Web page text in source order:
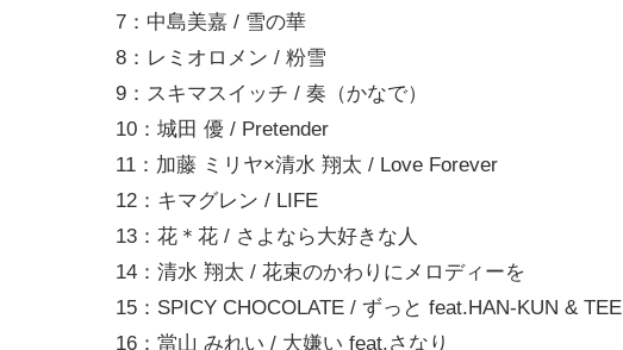
7：中島美嘉 / 雪の華
8：レミオロメン / 粉雪
9：スキマスイッチ / 奏（かなで）
10：城田 優 / Pretender
11：加藤 ミリヤ×清水 翔太 / Love Forever
12：キマグレン / LIFE
13：花＊花 / さよなら大好きな人
14：清水 翔太 / 花束のかわりにメロディーを
15：SPICY CHOCOLATE / ずっと feat.HAN-KUN & TEE
16：當山 みれい / 大嫌い feat.さなり